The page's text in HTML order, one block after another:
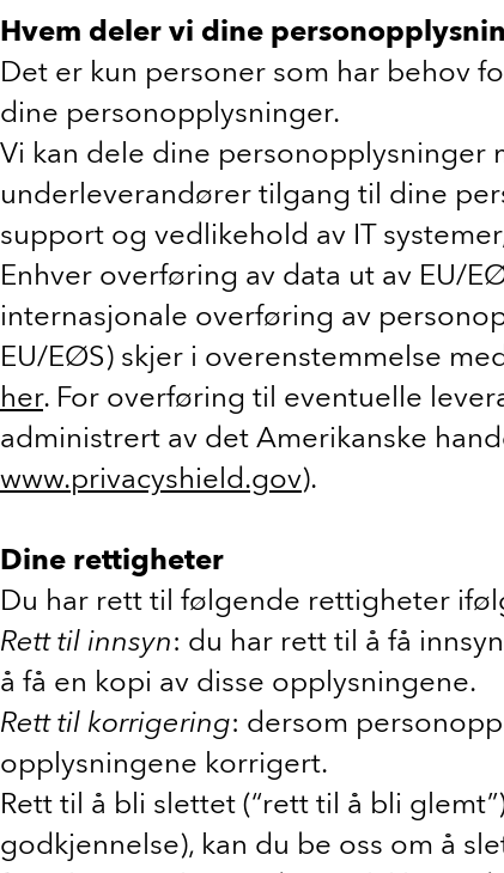
Hvem deler vi dine
Det er kun personer som har behov
dine personopplysninger.
Vi kan dele dine personopplysninger
underleverandører tilgang til dine
support og vedlikehold av IT
Enhver overføring av data ut av EU/
internasjonale overføring av
EU/EØS) skjer i overenstemmelse
her. For overføring til eventuelle
administrert av det Amerikanske
www.privacyshield.gov).
Dine rettigheter
Du har rett til følgende rettigheter
Rett til innsyn: du har rett til å få
å få en kopi av disse opplysningene.
Rett til korrigering: dersom
opplysningene korrigert.
Rett til å bli slettet (“rett til å bli
godkjennelse), kan du be oss om å